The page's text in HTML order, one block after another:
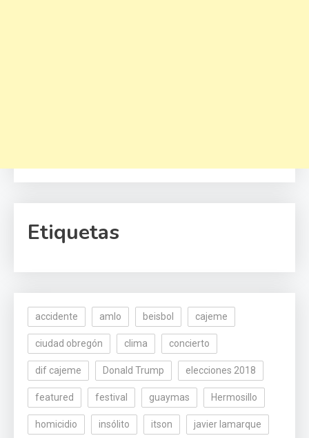
Etiquetas
accidente amlo beisbol cajeme
ciudad obregón clima concierto
dif cajeme Donald Trump elecciones 2018
featured festival guaymas Hermosillo
homicidio insólito itson javier lamarque